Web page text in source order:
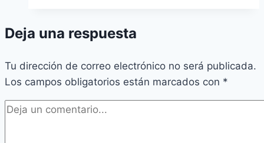
Deja una respuesta
Tu dirección de correo electrónico no será publicada.
Los campos obligatorios están marcados con *